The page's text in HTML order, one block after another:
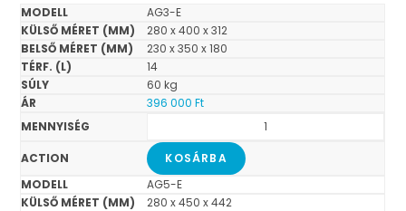
AG3-E
280 x 400 x 312
230 x 350 x 180
14
60 kg
396 000Ft
KOSÁRBA
AG5-E
280 x 450 x 442